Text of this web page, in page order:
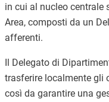
in cui al nucleo centrale
Area, composti da un
afferenti.
Il Delegato di
trasferire localmente gli
così da garantire una